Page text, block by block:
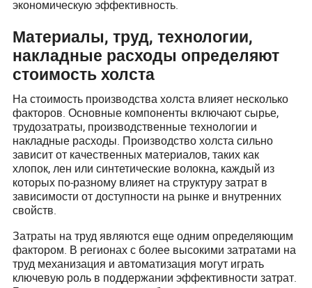
экономическую эффективность.
Материалы, труд, технологии,
накладные расходы определяют
стоимость холста
На стоимость производства холста влияет несколько
факторов. Основные компоненты включают сырье,
трудозатраты, производственные технологии и
накладные расходы. Производство холста сильно
зависит от качественных материалов, таких как
хлопок, лен или синтетические волокна, каждый из
которых по-разному влияет на структуру затрат в
зависимости от доступности на рынке и внутренних
свойств.
Затраты на труд являются еще одним определяющим
фактором. В регионах с более высокими затратами на
труд механизация и автоматизация могут играть
ключевую роль в поддержании эффективности затрат.